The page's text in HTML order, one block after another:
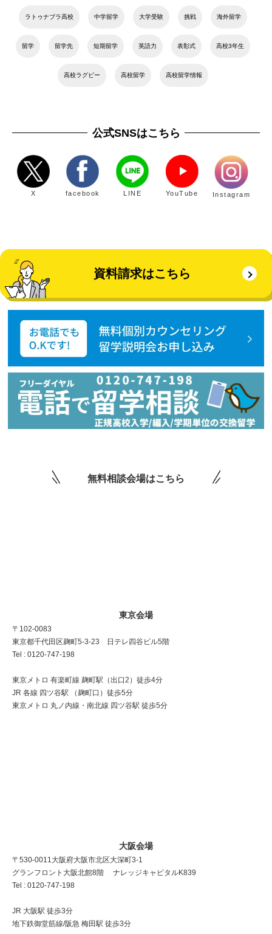
ラトゥナブラ高校 中学留学 大学受験 挑戦 海外留学
留学 留学先 短期留学 英語力 表彰式 高校3年生
高校ラグビー 高校留学 高校留学情報
公式SNSはこちら
X facebook LINE YouTube Instagram
資料請求はこちら
無料相談会場はこちら
東京会場
〒102-0083
東京都千代田区麹町5-3-23 日テレ四谷ビル5階
Tel : 0120-747-198
東京メトロ 有楽町線 麹町駅（出口2）徒歩4分
JR 各線 四ツ谷駅 （麹町口）徒歩5分
東京メトロ 丸ノ内線・南北線 四ツ谷駅 徒歩5分
大阪会場
〒530-0011 大阪府大阪市北区大深町3-1
グランフロント大阪北館8階 ナレッジキャピタルK839
Tel : 0120-747-198
JR 大阪駅 徒歩3分
地下鉄御堂筋線/阪急 梅田駅 徒歩3分